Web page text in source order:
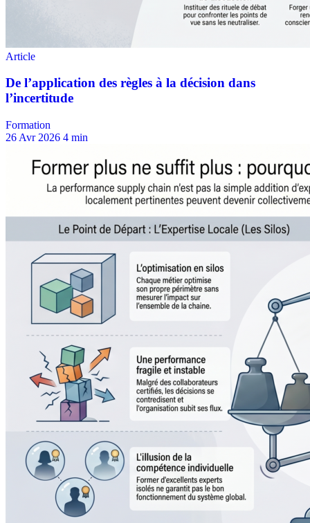
Formation
26 Avr 2026 4 min